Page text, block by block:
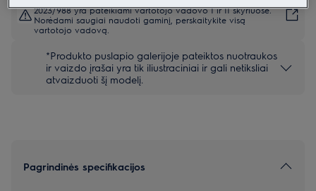
2023/988 yra pateikiami vartotojo vadovo I ir II skyriuose.
Norėdami saugiai naudoti gaminį, perskaitykite visą
vartotojo vadovą.
*Produkto puslapio galerijoje pateiktos nuotraukos
ir vaizdo įrašai yra tik iliustraciniai ir gali netiksliai
atvaizduoti šį modelį.
Pagrindinės specifikacijos